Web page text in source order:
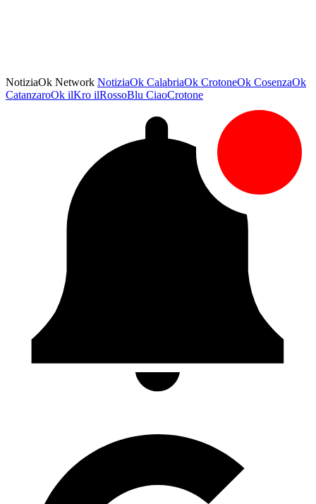
NotiziaOk Network NotiziaOk CalabriaOk CrotoneOk CosenzaOk
CatanzaroOk ilKro ilRossoBlu CiaoCrotone